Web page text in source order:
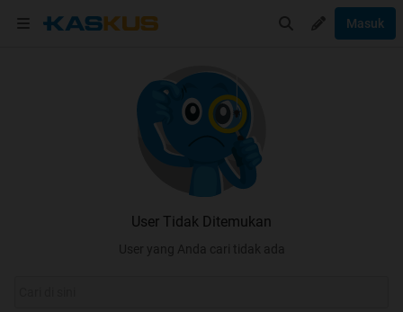
Masuk
User Tidak Ditemukan
User yang Anda cari tidak ada